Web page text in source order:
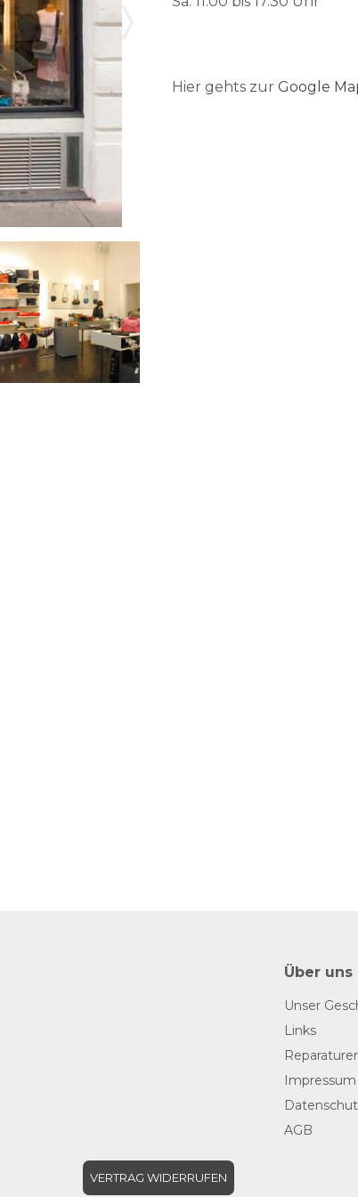
Hier gehts zur Google
Über uns
Unser
Links
Impressum
AGB
VERTRAG WIDERRUFEN